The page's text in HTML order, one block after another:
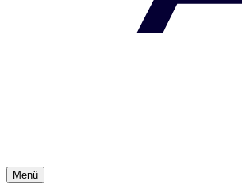
Menü